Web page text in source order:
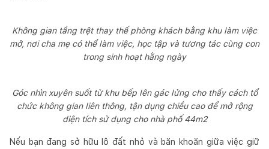
Không gian tầng trệt thay thế phòng khách bằng khu làm việc
mở, nơi cha mẹ có thể làm việc, học tập và tương tác cùng con
trong sinh hoạt hằng ngày
Góc nhìn xuyên suốt từ khu bếp lên gác lửng cho thấy cách tổ
chức không gian liên thông, tận dụng chiều cao để mở rộng
diện tích sử dụng cho nhà phố 44m2
Nếu bạn đang sở hữu lô đất nhỏ và băn khoăn giữa việc giữ